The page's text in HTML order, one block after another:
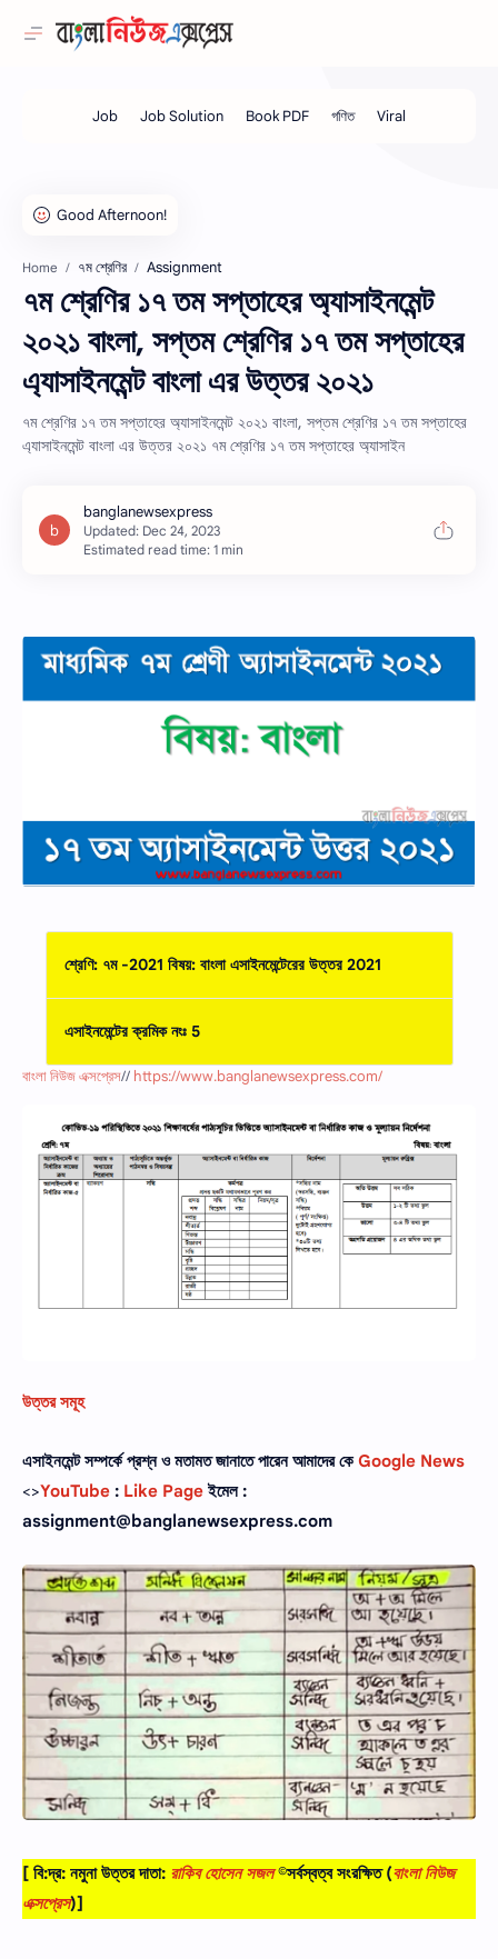
Home ৭ম শ্রেণির Assignment
৭ম শ্রেণির ১৭ তম সপ্তাহের অ্যাসাইনমেন্ট
২০২১ বাংলা, সপ্তম শ্রেণির ১৭ তম সপ্তাহের
এ্যাসাইনমেন্ট বাংলা এর উত্তর ২০২১
৭ম শ্রেণির ১৭ তম সপ্তাহের অ্যাসাইনমেন্ট ২০২১ বাংলা, সপ্তম শ্রেণির ১৭ তম সপ্তাহের
এ্যাসাইনমেন্ট বাংলা এর উত্তর ২০২১ ৭ম শ্রেণির ১৭ তম সপ্তাহের অ্যাসাইন
Estimated read time: 1 min
শ্রেণি: ৭ম -2021 বিষয়: বাংলা এসাইনমেন্টেরের উত্তর2021
এসাইনমেন্টের ক্রমিক নংঃ 5
বাংলা নিউজ এক্সপ্রেস// https://www.banglanewsexpress.com/
উত্তর সমূহ
এসাইনমেন্ট সম্পর্কে প্রশ্ন ও মতামত জানাতে পারেন আমাদের কেGoogle News
<>YouTube : Like Pageইমেল :
assignment@banglanewsexpress.com
[ বি:দ্র: নমুনা উত্তর দাতা: রাকিব হোসেন সজল©সর্বস্বত্ব সংরক্ষিত (বাংলা নিউজ
এক্সপ্রেস)]